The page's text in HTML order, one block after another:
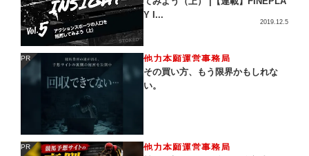
Y I...
2019.12.5
PR 他力本願運営事務局
その買い方、もう限界かもしれな
い。
PR 他力本願運営事務局